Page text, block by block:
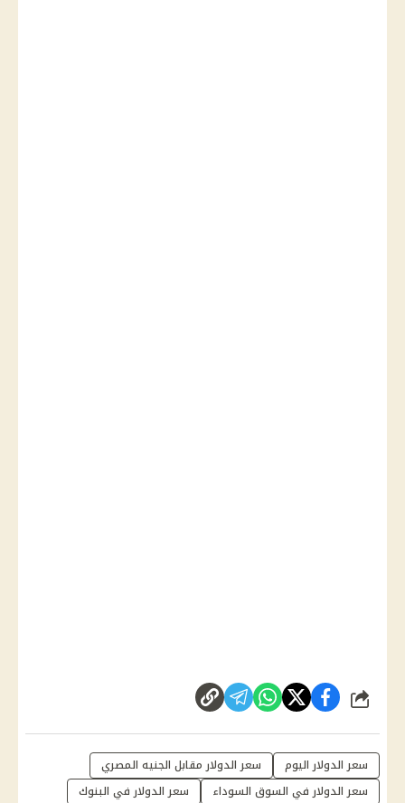
شارك
سعر الدولار اليوم
سعر الدولار مقابل الجنيه المصري
سعر الدولار في السوق السوداء
سعر الدولار في البنوك